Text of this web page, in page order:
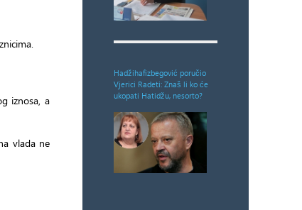
iznosa, a
vlada ne
Hadžihafizbegović poručio
Vjerici Radeti: Znaš li ko će
ukopati Hatidžu, nesorto?